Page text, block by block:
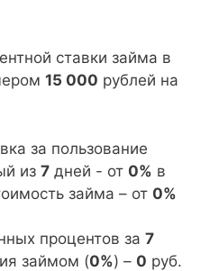
ставки займа в
15 000 рублей на
за пользование
из 7 дней - от 0% в
займа – от 0%
процентов за 7
займом (0%) – 0 руб.